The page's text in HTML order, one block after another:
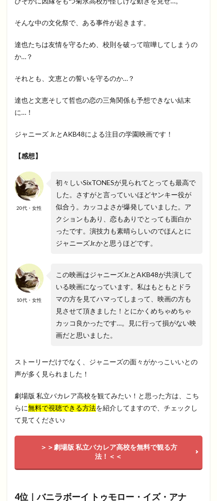
そんな中の文化祭で、ある事件が起きます。
達也たちは友情を守るため、校則を破って喧嘩してしまうの
か…？
それとも、文恵との誓いを守るのか…？
達也と文恵そして哲也の恋の三角関係も予想できない結末
に…！
ジャニーズ Jr.とAKB48による注目の学園映画です！
【感想】
20代・女性
初々しいSixTONESが見られてとっても最高で
した。さすがと言っていいほどヤンキー役が
似合う。カッコよさが爆発していました。ア
クションもあり、恋もありでとっても面白か
ったです。演技力も素晴らしいのでほんとに
ジャニーズJr.かと思うほどです。
10代・女性
この映画はジャニーズJr.とAKB48が共演して
いる映画になっています。私はもともとドラ
マの方を見てハマってしまって、映画の方も
見させて頂きました！とにかくめちゃめちゃ
カッコ良かったです…。見に行って損がない映
画だと思いました。
ストーリーだけでなく、ジャニーズの面々がかっこいいとの
声が多く見られました！
劇場版 私立バカレア高校を観てみたい！と思った方は、こち
らに無料で視聴できる方法を紹介してますので、チェックし
て見てください♪
＞＞劇場版 私立バカレア高校を無料で観る方
法！＜＜
4位｜バニラボーイ トゥモロー・イズ・アナ